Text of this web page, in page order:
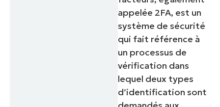
appelée 2FA, est un
système de sécurité
qui fait référence à
un processus de
vérification dans
lequel deux types
d’identification sont